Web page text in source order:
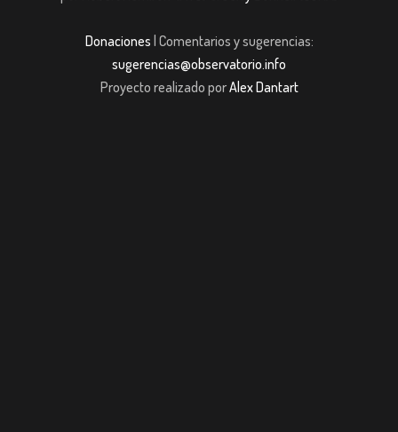
Donaciones | Comentarios y sugerencias:
sugerencias@observatorio.info
Proyecto realizado porAlex Dantart